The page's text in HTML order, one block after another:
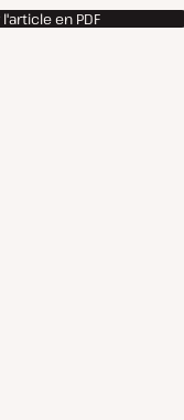
en PDF